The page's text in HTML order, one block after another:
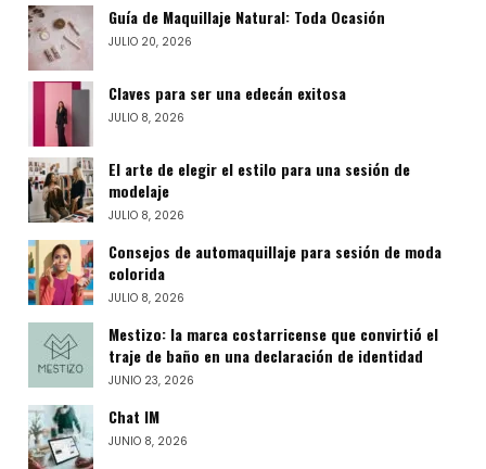
Guía de Maquillaje Natural: Toda Ocasión
JULIO 20, 2026
Claves para ser una edecán exitosa
JULIO 8, 2026
El arte de elegir el estilo para una sesión de
modelaje
JULIO 8, 2026
Consejos de automaquillaje para sesión de moda
colorida
JULIO 8, 2026
Mestizo: la marca costarricense que convirtió el
traje de baño en una declaración de identidad
JUNIO 23, 2026
Chat IM
JUNIO 8, 2026